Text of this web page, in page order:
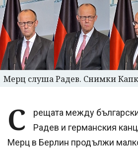
Мерц слуша Радев. Снимки
С
рещата между
Радев и германския
Мерц в Берлин продължи